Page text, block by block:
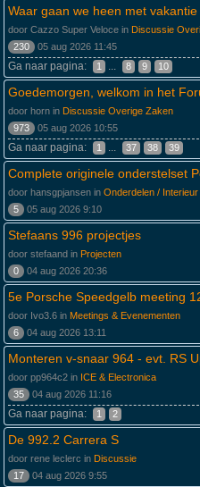
Waar gaan we heen met
door Cazzo Super Veloce in Discussie
230
05 aug 2026 11:45
Ga naar pagina: 1 ... 8 9 10
Goedemorgen, welkom in het
door horn in Discussie Overige Zaken
973
05 aug 2026 10:55
Ga naar pagina: 1 ... 37 38 39
Complete originele onderstelset
door hansgpjansen in Onderdelen / Interieur
5
05 aug 2026 9:10
Stefaans 996 projectjes
door stefaand in Projecten
0
04 aug 2026 20:36
5e Porsche Speedgelb meeting
door Ivo3.6 in Meetings & Evenementen
6
04 aug 2026 13:11
Monteren v-snaar 964 - evt. RS
door pp964c2 in ICE & Electronica
35
04 aug 2026 11:16
Ga naar pagina: 1 2
De 992.2 Carrera S
door rene leclerc in Discussie
17
04 aug 2026 9:55